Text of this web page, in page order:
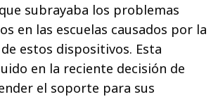
subrayaba los problemas
en las escuelas causados por la
estos dispositivos. Esta
en la reciente decisión de
el soporte para sus